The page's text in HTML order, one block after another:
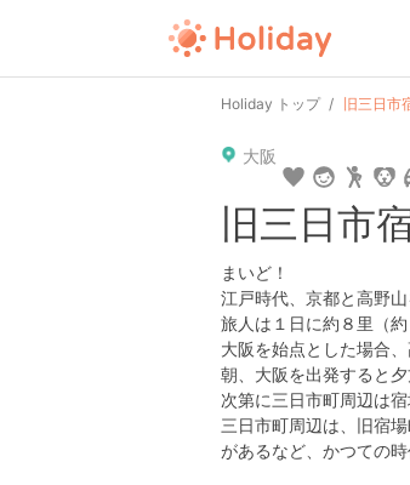
Holiday トップ 旧三日市
大阪
旧三日市
まいど！
江戸時代、京都と高野
旅人は１日に約８里（
大阪を始点とした場合
朝、大阪を出発すると
次第に三日市町周辺は
三日市町周辺は、旧宿
があるなど、かつての時